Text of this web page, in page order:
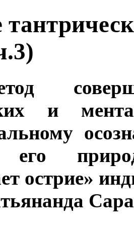
и
его
острие»